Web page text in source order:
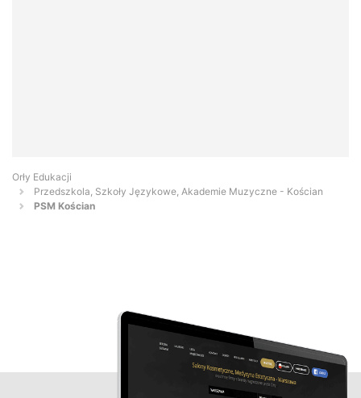
Orły Edukacji
Przedszkola, Szkoły Językowe, Akademie Muzyczne - Kościan
PSM Kościan